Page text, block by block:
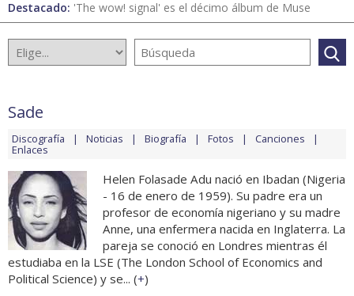
Destacado: 'The wow! signal' es el décimo álbum de Muse
Sade
Discografía Noticias Biografía Fotos Canciones
Enlaces
Helen Folasade Adu nació en Ibadan (Nigeria
- 16 de enero de 1959). Su padre era un
profesor de economía nigeriano y su madre
Anne, una enfermera nacida en Inglaterra. La
pareja se conoció en Londres mientras él
estudiaba en la LSE (The London School of Economics and
Political Science) y se... (+)